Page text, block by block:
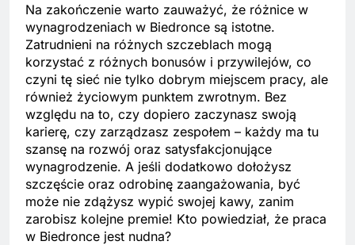
Na zakończenie warto zauważyć, że różnice w
wynagrodzeniach w Biedronce są istotne.
Zatrudnieni na różnych szczeblach mogą
korzystać z różnych bonusów i przywilejów, co
czyni tę sieć nie tylko dobrym miejscem pracy, ale
również życiowym punktem zwrotnym. Bez
względu na to, czy dopiero zaczynasz swoją
karierę, czy zarządzasz zespołem – każdy ma tu
szansę na rozwój oraz satysfakcjonujące
wynagrodzenie. A jeśli dodatkowo dołożysz
szczęście oraz odrobinę zaangażowania, być
może nie zdążysz wypić swojej kawy, zanim
zarobisz kolejne premie! Kto powiedział, że praca
w Biedronce jest nudna?